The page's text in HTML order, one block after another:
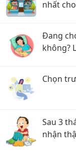
nhất
Đang
không?
Chọn
Sau 3
nhận